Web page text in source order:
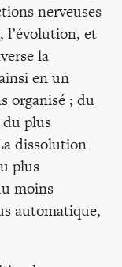
nerveuses
l’évolution, et
la
en un
organisé ; du
plus
dissolution
plus
moins
automatique,